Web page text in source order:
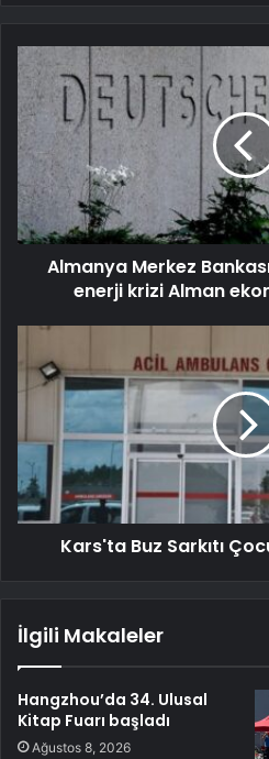
Almanya Merkez
enerji krizi Alman
Kars'ta Buz Sarkıtı
İlgili Makaleler
Hangzhou’da 34. Ulusal
Kitap Fuarı başladı
Ağustos 8, 2026